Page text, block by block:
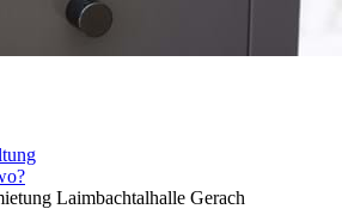
Laimbachtalhalle Gerach